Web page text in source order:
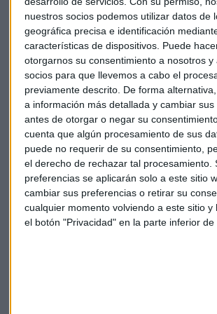
nuestros socios podemos utilizar datos de
geográfica precisa e identificación
características de dispositivos. Puede
otorgarnos su consentimiento a nosotros y
socios para que llevemos a cabo el
previamente descrito. De forma
a información más detallada y cambiar
antes de otorgar o negar su
cuenta que algún procesamiento de sus
puede no requerir de su consentimiento,
el derecho de rechazar tal procesamiento.
preferencias se aplicarán solo a este sitio
cambiar sus preferencias o retirar su
cualquier momento volviendo a este sitio y
el botón "Privacidad" en la parte inferior de
Las primas de riesgo de otros países
primera esta hora, hasta 99,5 puntos
Italia, y hasta 138 la de Portugal. La de
comienzo de la sesión, a 923 puntos
con los que cerró el viernes.
Bolsa